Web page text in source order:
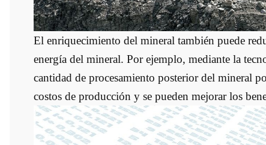
El enriquecimiento del mineral también puede
energía del mineral. Por ejemplo, mediante la
cantidad de procesamiento posterior del mineral
costos de producción y se pueden mejorar los